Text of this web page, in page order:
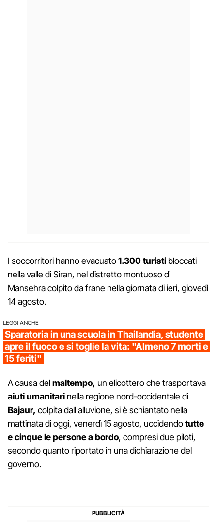
I soccorritori hanno evacuato1.300 turisti bloccati
nella valle di Siran, nel distretto montuoso di
Mansehra colpito da frane nella giornata di ieri, giovedì
14 agosto.
LEGGI ANCHE
Sparatoria in una scuola in Thailandia, studente
apre il fuoco e si toglie la vita: "Almeno 7 morti e
15 feriti"
A causa delmaltempo, un elicottero che trasportava
aiuti umanitari nella regione nord-occidentale di
Bajaur, colpita dall'alluvione, si è schiantato nella
mattinata di oggi, venerdì 15 agosto, uccidendotutte
e cinque le persone a bordo, compresi due piloti,
secondo quanto riportato in una dichiarazione del
governo.